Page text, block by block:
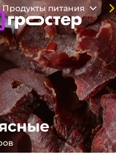
Продукты питания